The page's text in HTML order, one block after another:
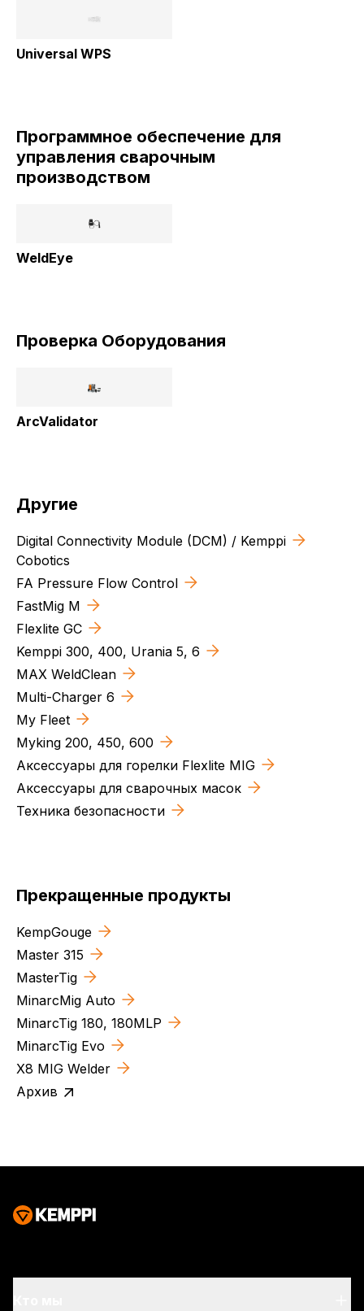
Universal WPS
Программное обеспечение для
управления сварочным
производством
WeldEye
Проверка Oборудования
ArcValidator
Другие
Digital Connectivity Module (DCM) / Kemppi
Cobotics
FA Pressure Flow Control
FastMig M
Flexlite GC
Kemppi 300, 400, Urania 5, 6
MAX WeldClean
Multi-Charger 6
My Fleet
Myking 200, 450, 600
Аксессуары для горелки Flexlite MIG
Аксессуары для сварочных масок
Техника безопасности
Прекращенные продукты
KempGouge
Master 315
MasterTig
MinarcMig Auto
MinarcTig 180, 180MLP
MinarcTig Evo
X8 MIG Welder
Архив